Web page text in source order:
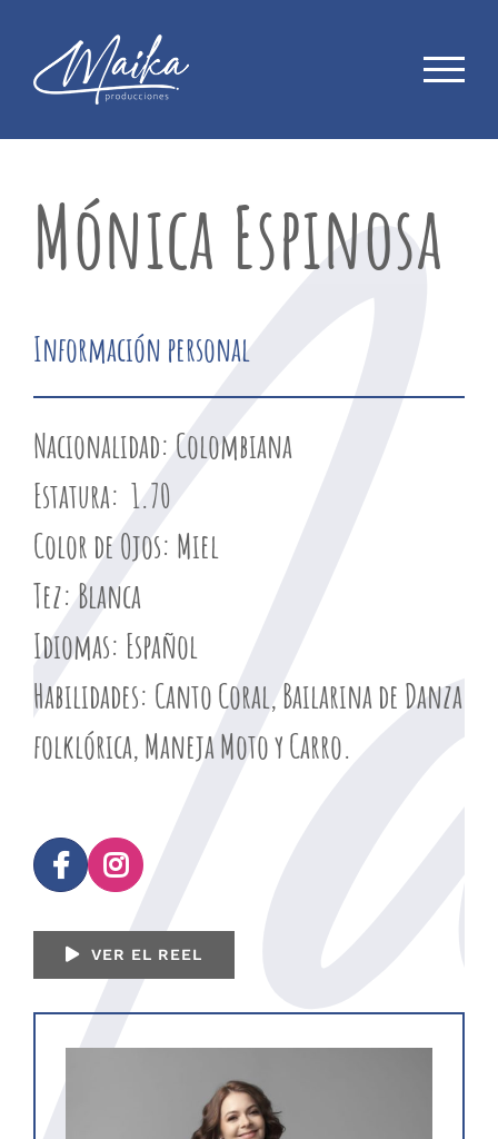
Mónica Espinosa
Información personal
Nacionalidad: Colombiana
Estatura: 1.70
Color de Ojos: Miel
Tez: Blanca
Idiomas: Español
Habilidades: Canto Coral, Bailarina de Danza
folklórica,Maneja Moto y Carro.
VER EL REEL